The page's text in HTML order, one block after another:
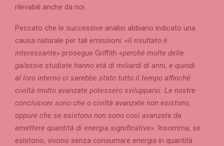
rilevabili anche da noi.
Peccato che le successive analisi abbiano indicato una
causa naturale per tali emissioni: «Il risultato è
interessante» prosegue Griffith «perché molte delle
galassie studiate hanno età di miliardi di anni, e quindi
al loro interno ci sarebbe stato tutto il tempo affinché
civiltà molto avanzate potessero svilupparsi. Le nostre
conclusioni sono che o civiltà avanzate non esistono,
oppure che se esistono non sono così avanzate da
emettere quantità di energia significative». Insomma, se
esistono, vivono senza consumare energia in quantità